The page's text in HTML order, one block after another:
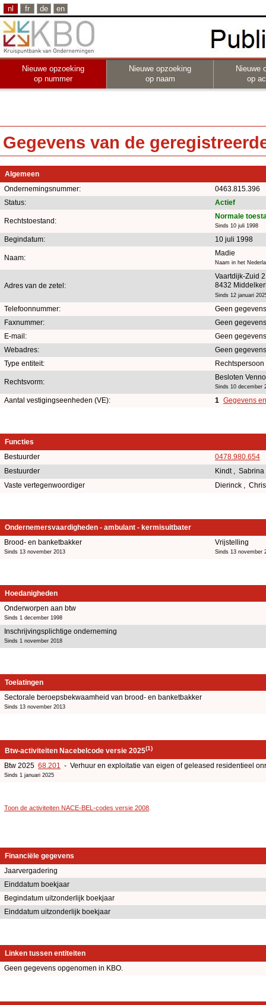
nl fr de en
Nieuwe opzoeking
op nummer
Nieuwe opzoeking
op naam
Nieuwe
op
Gegevens van de
Algemeen
Ondernemingsnummer:
0463.815.396
Status:
Actief
Rechtstoestand:
Normale
Sinds 10 juli 1998
Begindatum: 10 juli 1998
Naam:
Madie
Naam in het
Adres van de zetel:
Vaartdijk-Zuid
8432
Sinds 12 januari
Telefoonnummer:
Geen
Faxnummer:
Geen
E-mail:
Geen
Webadres:
Geen
Type entiteit:
Rechtspersoon
Rechtsvorm:
Besloten
Sinds 10 december
Aantal vestigingseenheden (VE): 1 Gegevens
Functies
Bestuurder
0478.980.654
Bestuurder
Kindt , Sabrina
Vaste vertegenwoordiger
Dierinck ,
Ondernemersvaardigheden - ambulant - kermisuitbater
Brood- en banketbakker
Sinds 13 november 2013
Vrijstelling
Sinds 13 november
Hoedanigheden
Onderworpen aan btw
Sinds 1 december 1998
Inschrijvingsplichtige onderneming
Sinds 1 november 2018
Toelatingen
Sectorale beroepsbekwaamheid van brood- en banketbakker
Sinds 13 november 2013
Btw-activiteiten Nacebelcode versie 2025(1)
Btw 2025 68.201 - Verhuur en exploitatie van eigen of geleased residentieel
Sinds 1 januari 2025
Toon de activiteiten NACE-BEL-codes versie 2008
Financiële gegevens
Jaarvergadering
Einddatum boekjaar
Begindatum uitzonderlijk boekjaar
Einddatum uitzonderlijk boekjaar
Linken tussen entiteiten
Geen gegevens opgenomen in KBO.